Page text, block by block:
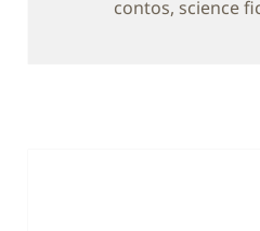
contos, science